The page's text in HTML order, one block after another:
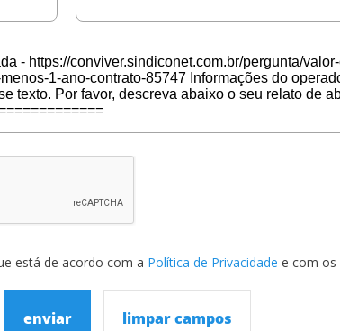
está de acordo com a Política de Privacidade e com os
enviar limpar campos